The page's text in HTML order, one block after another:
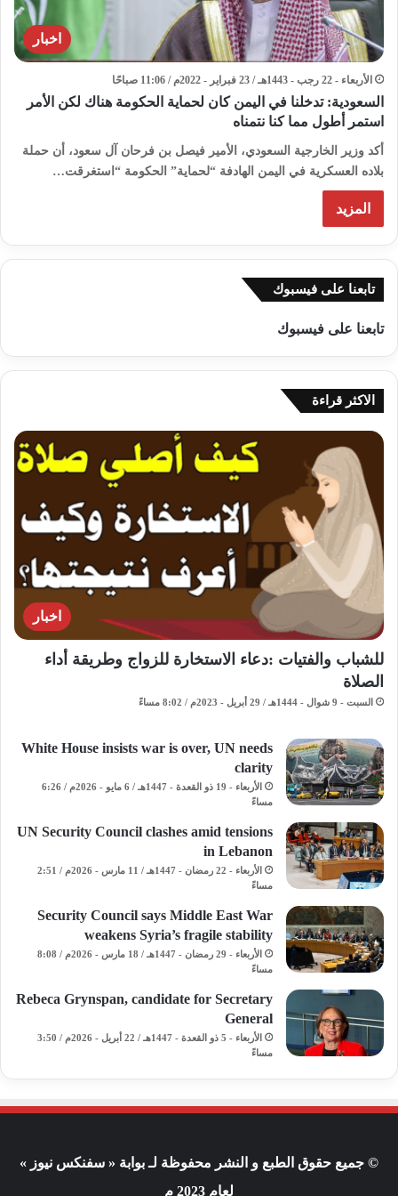
اخبار
الأربعاء - 22 رجب - 1443هـ / 23 فبراير - 2022م / 11:06 صباحًا
السعودية: تدخلنا في اليمن كان لحماية الحكومة هناك لكن الأمر
استمر أطول مما كنا نتمناه
أكد وزير الخارجية السعودي، الأمير فيصل بن فرحان آل سعود، أن حملة
بلاده العسكرية في اليمن الهادفة “لحماية” الحكومة “استغرقت…
المزيد
تابعنا على فيسبوك
تابعنا على فيسبوك
الاكثر قراءة
اخبار
للشباب والفتيات :دعاء الاستخارة للزواج وطريقة أداء
الصلاة
السبت - 9 شوال - 1444هـ / 29 أبريل - 2023م / 8:02 مساءً
White House insists war is over, UN needs
clarity
الأربعاء - 19 ذو القعدة - 1447هـ / 6 مايو - 2026م / 6:26
مساءً
UN Security Council clashes amid tensions
in Lebanon
الأربعاء - 22 رمضان - 1447هـ / 11 مارس - 2026م / 2:51
مساءً
Security Council says Middle East War
weakens Syria’s fragile stability
الأربعاء - 29 رمضان - 1447هـ / 18 مارس - 2026م / 8:08
مساءً
Rebeca Grynspan, candidate for Secretary
General
الأربعاء - 5 ذو القعدة - 1447هـ / 22 أبريل - 2026م / 3:50
مساءً
© جميع حقوق الطبع و النشر محفوظة لـ بوابة « سفنكس نيوز »
لعام 2023 م